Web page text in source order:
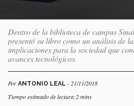
Dentro de la biblioteca de campus
presentó su libro como un análisis de
implicaciones para la sociedad que
avances tecnológicos.
Por ANTONIO LEAL - 21/11/2018
Tiempo estimado de lectura:2 mins